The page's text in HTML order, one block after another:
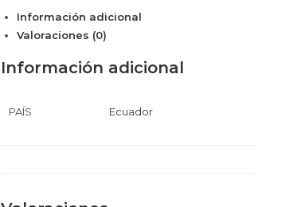
Información adicional
Valoraciones (0)
Información adicional
PAÍS Ecuador